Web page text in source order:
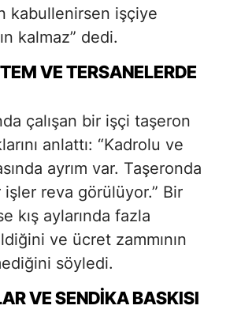
kabullenirsen işçiye
kalmaz” dedi.
VE TERSANELERDE
çalışan bir işçi taşeron
anlattı: “Kadrolu ve
ayrım var. Taşeronda
işler reva görülüyor.” Bir
kış aylarında fazla
ve ücret zammının
söyledi.
VE SENDIKA BASKISI